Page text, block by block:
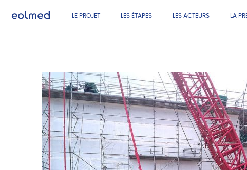
LE PROJET LES ÉTAPES LES ACTEURS LA